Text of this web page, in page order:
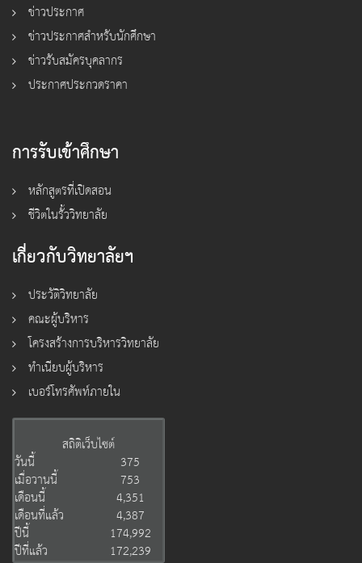
ข่าวประกาศ
ข่าวประกาศสำหรับนักศึกษา
ข่าวรับสมัครบุคลากร
ประกาศประกวดราคา
การรับเข้าศึกษา
หลักสูตรที่เปิดสอน
ชีวิตในรั้ววิทยาลัย
เกี่ยวกับวิทยาลัยฯ
ประวัติวิทยาลัย
คณะผู้บริหาร
โครงสร้างการบริหารวิทยาลัย
ทำเนียบผู้บริหาร
เบอร์โทรศัพท์ภายใน
สถิติเว็บไซต์
วันนี้
375
เมื่อวานนี้
753
เดือนนี้
4,351
เดือนที่แล้ว
4,387
ปีนี้
174,992
ปีที่แล้ว
172,239